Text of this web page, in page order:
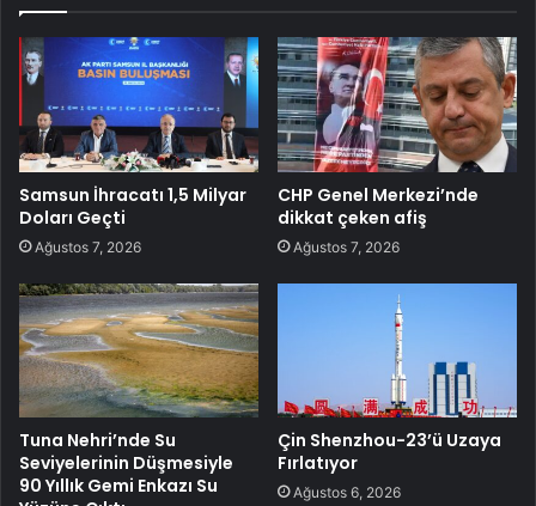
Samsun İhracatı 1,5 Milyar
Doları Geçti
Ağustos 7, 2026
CHP Genel Merkezi’nde
dikkat çeken afiş
Ağustos 7, 2026
Tuna Nehri’nde Su
Seviyelerinin Düşmesiyle
90 Yıllık Gemi Enkazı Su
Çin Shenzhou-23’ü Uzaya
Fırlatıyor
Ağustos 6, 2026